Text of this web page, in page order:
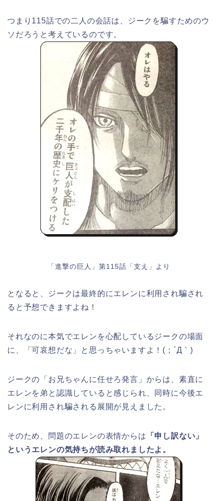
つまり115話での二人の会話は、ジークを騙すためのウ
ソだろうと考えているのです。
「進撃の巨人」第115話「支え」より
となると、ジークは最終的にエレンに利用され騙され
ると予想できますよね！
それなのに本気でエレンを心配しているジークの場面
に、「可哀想だな」と思っちゃいますよ！(；´Д｀)
ジークの「お兄ちゃんに任せろ発言」からは、素直に
エレンを弟と認識していると感じられ、同時に今後エ
レンに利用され騙される展開が見えました。
そのため、問題のエレンの表情からは 「申し訳ない」
というエレンの気持ちが読み取れましたよ。